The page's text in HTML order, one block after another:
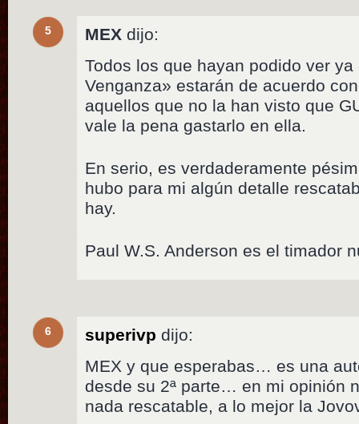
5 MEX dijo:
Todos los que hayan podido ver
Venganza» estarán de acuerdo
aquellos que no la han visto que
vale la pena gastarlo en ella.
En serio, es verdaderamente
hubo para mi algún detalle
hay.
Paul W.S. Anderson es el timador
6 superivp dijo:
MEX y que esperabas… es una
desde su 2ª parte… en mi opinión
nada rescatable, a lo mejor la